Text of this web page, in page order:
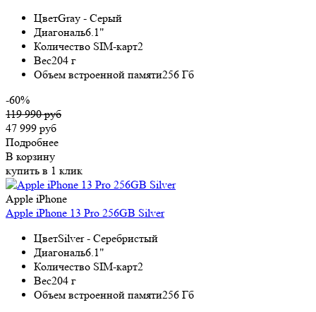
ЦветGray - Серый
Диагональ6.1"
Количество SIM-карт2
Вес204 г
Объем встроенной памяти256 Гб
-60%
119 990 руб
47 999 руб
Подробнее
В корзину
купить в 1 клик
Apple iPhone
Apple iPhone 13 Pro 256GB Silver
ЦветSilver - Серебристый
Диагональ6.1"
Количество SIM-карт2
Вес204 г
Объем встроенной памяти256 Гб